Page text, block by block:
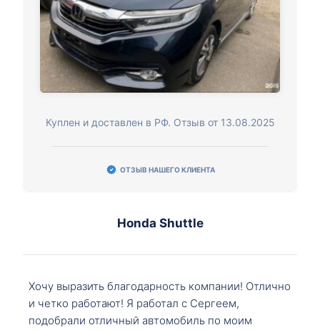
Куплен и доставлен в РФ. Отзыв от 13.08.2025
ОТЗЫВ НАШЕГО КЛИЕНТА
Honda Shuttle
Хочу выразить благодарность компании! Отлично
и четко работают! Я работал с Сергеем,
подобрали отличный автомобиль по моим